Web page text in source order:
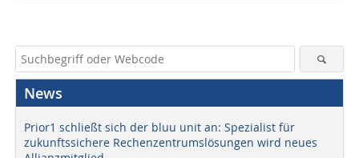
News
Prior1 schließt sich der bluu unit an: Spezialist für
zukunftssichere Rechenzentrumslösungen wird neues